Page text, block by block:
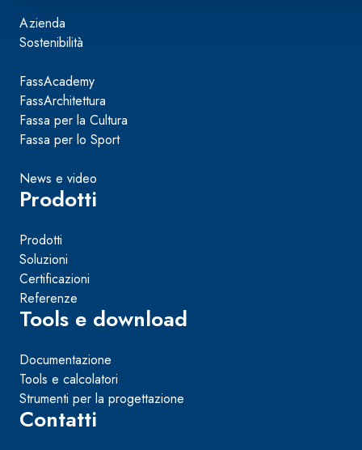
Azienda
Sostenibilità
FassAcademy
FassArchitettura
Fassa per la Cultura
Fassa per lo Sport
News e video
Prodotti
Prodotti
Soluzioni
Certificazioni
Referenze
Tools e download
Documentazione
Tools e calcolatori
Strumenti per la progettazione
Contatti